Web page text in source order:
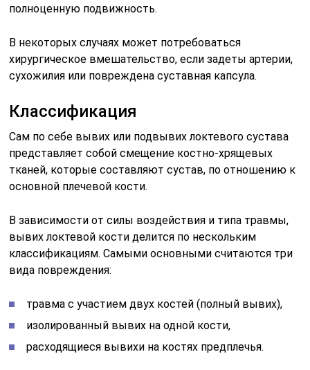
полноценную подвижность.
В некоторых случаях может потребоваться
хирургическое вмешательство, если задеты артерии,
сухожилия или повреждена суставная капсула.
Классификация
Сам по себе вывих или подвывих локтевого сустава
представляет собой смещение костно-хрящевых
тканей, которые составляют сустав, по отношению к
основной плечевой кости.
В зависимости от силы воздействия и типа травмы,
вывих локтевой кости делится по нескольким
классификациям. Самыми основными считаются три
вида повреждения:
травма с участием двух костей (полный вывих),
изолированный вывих на одной кости,
расходящиеся вывихи на костях предплечья.